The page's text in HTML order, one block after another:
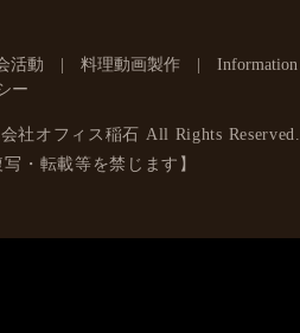
活動 料理動画製作 Information
ー
社オフィス稲石 All Rights Reserved.
・転載等を禁じます】